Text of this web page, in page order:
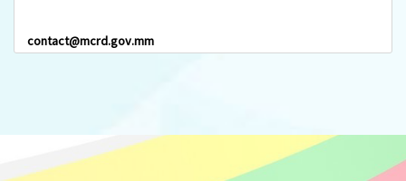
contact@mcrd.gov.mm